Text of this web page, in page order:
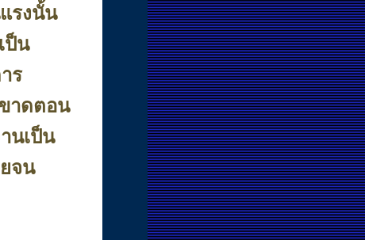
รงนั้น
ป็น
ร
าดตอน
นเป็น
จน